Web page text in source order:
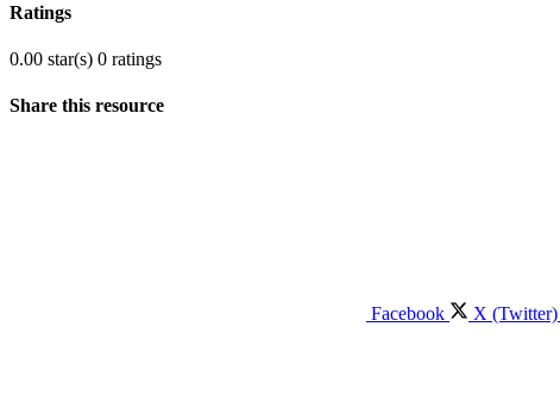
Ratings
0.00 star(s) 0 ratings
Share this resource
Facebook X (Twitter)